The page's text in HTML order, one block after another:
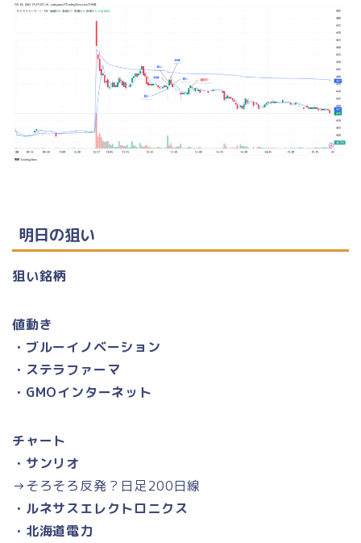
明日の狙い
狙い銘柄
値動き
・ブルーイノベーション
・ステラファーマ
・GMOインターネット
チャート
・サンリオ
→そろそろ反発？日足200日線
・ルネサスエレクトロニクス
・北海道電力